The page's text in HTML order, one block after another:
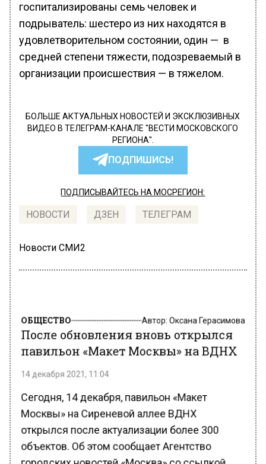
госпитализированы семь человек и
подрыватель: шестеро из них находятся в
удовлетворительном состоянии, один — в
средней степени тяжести, подозреваемый в
организации происшествия — в тяжелом.
БОЛЬШЕ АКТУАЛЬНЫХ НОВОСТЕЙ И ЭКСКЛЮЗИВНЫХ
ВИДЕО В ТЕЛЕГРАМ-КАНАЛЕ "ВЕСТИ МОСКОВСКОГО
РЕГИОНА".
ПОДПИШИСЬ!
ПОДПИСЫВАЙТЕСЬ НА МОСРЕГИОН:
НОВОСТИ ДЗЕН ТЕЛЕГРАМ
Новости СМИ2
После обновления вновь открылся
павильон «Макет Москвы» на ВДНХ
Москвы» на Сиреневой аллее ВДНХ
открылся после актуализации более 300
объектов. Об этом сообщает Агентство
городских новостей «Москва» со ссылкой